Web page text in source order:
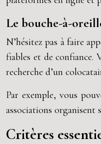
Le bouche-à-
N’hésitez pas à faire
fiables et de confiance.
recherche d’un
Par exemple, vous
associations organisent
Critères